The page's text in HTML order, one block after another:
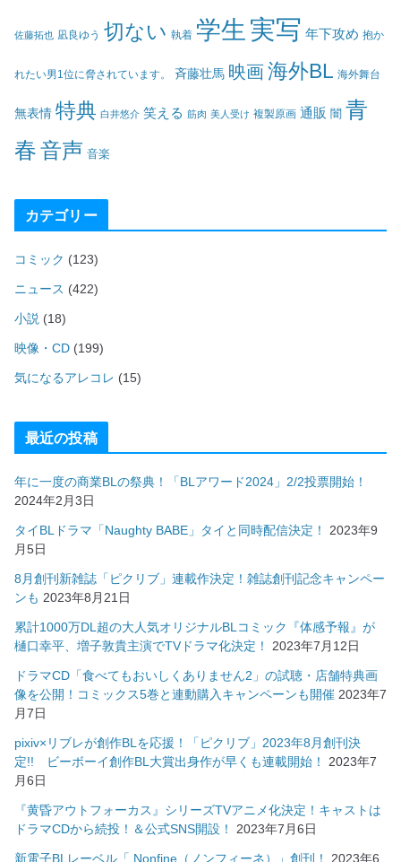
佐藤拓也 凪良ゆう 切ない 執着 学生 実写 年下攻め 抱か
れたい男1位に脅されています。 斉藤壮馬 映画海外BL 海外舞台
無表情 特典 白井悠介 笑える 筋肉 美人受け 複製原画 通販 闇 青
春音声 音楽
カテゴリー
コミック (123)
ニュース (422)
小説 (18)
映像・CD (199)
気になるアレコレ (15)
最近の投稿
年に一度の商業BLの祭典！「BLアワード2024」2/2投票開始！
2024年2月3日
タイBLドラマ「Naughty BABE」タイと同時配信決定！
2023年9
月5日
8月創刊新雑誌「ピクリブ」連載作決定！雑誌創刊記念キャンペー
ンも 2023年8月21日
累計1000万DL超の大人気オリジナルBLコミック『体感予報』が
樋口幸平、増子敦貴主演でTVドラマ化決定！
2023年7月12日
ドラマCD「食べてもおいしくありません2」の試聴・店舗特典画
像を公開！コミックス5巻と連動購入キャンペーンも開催 2023年7
月7日
pixiv×リブレが創作BLを応援！「ピクリブ」2023年8月創刊決
定!! ビーボーイ創作BL大賞出身作が早くも連載開始！
2023年7
月6日
『黄昏アウトフォーカス』シリーズTVアニメ化決定！キャストは
ドラマCDから続投！＆公式SNS開設！
2023年7月6日
新電子BLレーベル「.Nonfine（ノンフィーネ）」創刊！ 2023年6